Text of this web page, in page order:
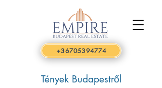
+36705394774
Tények Budapestről